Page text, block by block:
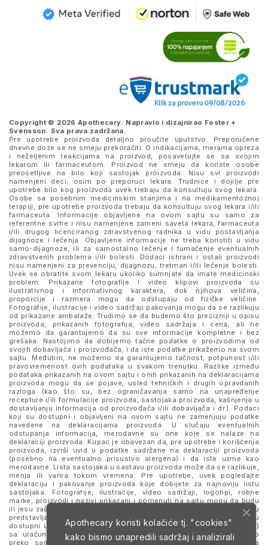
Copyright © 2026 Apothecary. Napravio i dizajnirao Foster +
Svensson. Sva prava zadržana.
Pre upotrebe proizvoda detaljno proučite uputstvo. Preporučene
dnevne doze se ne smeju prekoračiti. O indikacijama, merama opreza
i neželjenim reakcijama na proizvod, posavetujte se sa svojim
lekarom ili farmaceutom. Proizvod ne smeju da koriste osobe
preosetljive na bilo koji sastojak proizvoda. Nisu svi proizvodi
namenjeni deci, osim po preporuci lekara. Trudnice i dojilje pre
upotrebe bilo kog proizvoda uvek trebaju da konsultuju svog lekara.
Osobe sa posebnim medicinskim stanjima i na medikamentoznoj
terapiji, pre upotrebe proizvoda trebaju da konsultuju svog lekara i/ili
farmaceuta. Informacije objavljene na ovom sajtu su samo za
referentne svrhe i nisu namenjene zameni saveta lekara, farmaceuta
i/ili drugog licenciranog zdravstvenog radnika u vidu postavljanja
dijagnoze i lečenja. Objavljene informacije ne treba koristiti u vidu
samo-dijagnoze, ili za samostalno lečenje i tumačenje eventualnih
zdravstvenih problema i/ili bolesti. Dodaci ishrani i ostali proizvodi
nisu namenjeni za prevenciju, dijagnozu, tretman i/ili lečenje bolesti.
Uvek se obratite svom lekaru ukoliko sumnjate da imate medicinski
problem. Prikazane fotografije i video klipovi proizvoda su
ilustrativnog i informativnog karaktera, dok njihova veličina,
proporcije i razmera mogu da odstupaju od fizičke veličine.
Fotografije, ilustracije i video sadržaji pakovanja mogu da se razlikuju
od prikazane ambalaže. Trudimo se da budemo što precizniji u opisu
proizvoda, prikazanih fotografija, video sadržaja i cena, ali ne
možemo da garantujemo da su sve informacije kompletne i bez
grešaka. Nastojimo da dobijemo tačne podatke o proizvodima od
svojih dobavljača i proizvođača, i da iste podatke prikažemo na svom
sajtu. Međutim, ne možemo da garantujemo tačnost, potpunost i/ili
pravovremenost ovih podataka u svakom trenutku. Razlike između
podataka prikazanih na ovom sajtu i onih prikazanih na deklaracijama
proizvoda mogu da se pojave, usled tehničkih i drugih opravdanih
razloga (kao što su, bez ograničavanja samo na unapređenje
recepture i/ili formulacije proizvoda, sastojaka proizvoda, kašnjenja u
dostavljanju informacija od proizvođača i/ili dobavljača i dr.). Podaci
koji su dostupni i objavljeni na ovom sajtu ne zamenjuju podatke
navedene na deklaracijama proizvoda. U slučaju eventualnih
odstupanja informacija, merodavne su one koje se nalaze na
deklaraciji proizvoda. Kupac je obavezan da, pre upotrebe i korišćenja
proizvoda, izvrši uvid u podatke sadržane na deklaraciji proizvoda
(posebno na eventualno prisustvo alergena) i da iste uzme kao
merodavne. Lista sastojaka u sastavu proizvoda može da se razlikuje,
menja ili varira tokom vremena. Pre upotrebe, uvek pogledajte
deklaraciju i pakovanje proizvoda koje dobijete za najnoviju listu
sastojaka. Fotografije, ilustracije, video sadržaji, logotipi, robne
marke, proizvodi i nazivi prikazani i pomenuti na sajtu mogu da budu
ili jesu zaštitni znaci njihovih kompanija. Proizvodi prikazani na sajtu
predstavljaju deo ponude za poručivanje i ne podrazumeva se da su
dostupni u svakom trenutku. Sve cene su izražene u dinarima (RSD)
sa uračunatim PDV-om, dok je poručivanje omogućeno isključivo
preko sajta. Nastavkom i upotrebom ovog sajta slažete se sa
Apothecary koristi kolačiće tj. "cookies"
kako bismo unapredili sadržaj i analizirali